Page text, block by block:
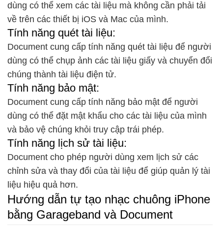
dùng có thể xem các tài liệu mà không cần phải tải
về trên các thiết bị iOS và Mac của mình.
Tính năng quét tài liệu:
Document cung cấp tính năng quét tài liệu để người
dùng có thể chụp ảnh các tài liệu giấy và chuyển đổi
chúng thành tài liệu điện tử.
Tính năng bảo mật:
Document cung cấp tính năng bảo mật để người
dùng có thể đặt mật khẩu cho các tài liệu của mình
và bảo vệ chúng khỏi truy cập trái phép.
Tính năng lịch sử tài liệu:
Document cho phép người dùng xem lịch sử các
chỉnh sửa và thay đổi của tài liệu để giúp quản lý tài
liệu hiệu quả hơn.
Hướng dẫn tự tạo nhạc chuông iPhone
bằng Garageband và Document